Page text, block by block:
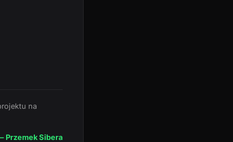
na
Przemek Sibera